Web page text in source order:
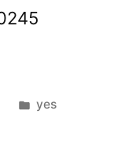
分
yes